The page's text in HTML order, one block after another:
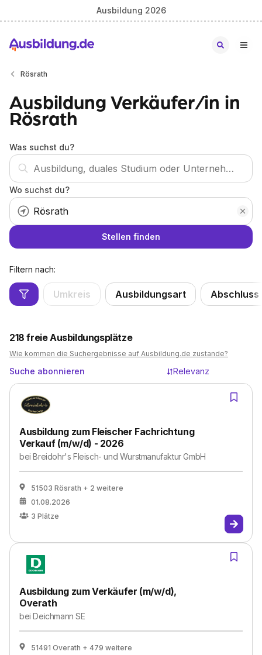
Ausbildung 2026
Rösrath
Ausbildung Verkäufer/in in
Rösrath
Was suchst du?
Wo suchst du?
Stellen finden
Filtern nach:
Umkreis Ausbildungsart Abschluss
218 freie Ausbildungsplätze
Wie kommen die Suchergebnisse auf Ausbildung.de zustande?
Suche abonnieren Relevanz
Ausbildung zum Fleischer Fachrichtung
Verkauf (m/w/d) - 2026
beiBreidohr's Fleisch- und Wurstmanufaktur GmbH
51503 Rösrath + 2 weitere
01.08.2026
3 Plätze
Ausbildung zum Verkäufer (m/w/d),
Overath
beiDeichmann SE
51491 Overath + 479 weitere